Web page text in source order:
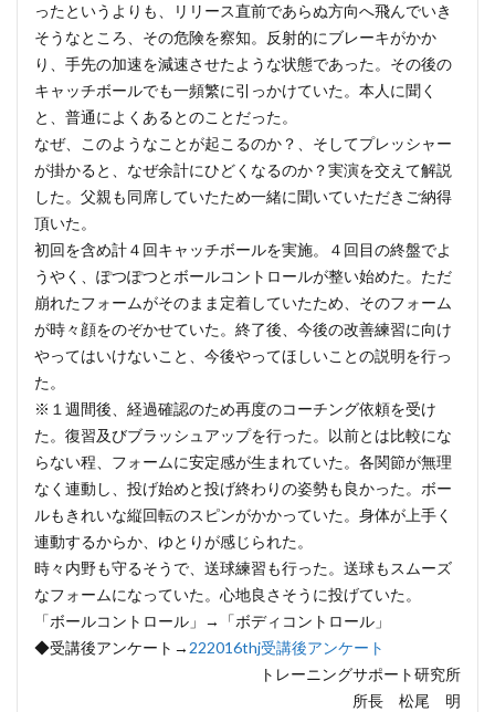
ったというよりも、リリース直前であらぬ方向へ飛んでいき
そうなところ、その危険を察知。反射的にブレーキがかか
り、手先の加速を減速させたような状態であった。その後の
キャッチボールでも一頻繁に引っかけていた。本人に聞く
と、普通によくあるとのことだった。
なぜ、このようなことが起こるのか？、そしてプレッシャー
が掛かると、なぜ余計にひどくなるのか？実演を交えて解説
した。父親も同席していたため一緒に聞いていただきご納得
頂いた。
初回を含め計４回キャッチボールを実施。４回目の終盤でよ
うやく、ぽつぽつとボールコントロールが整い始めた。ただ
崩れたフォームがそのまま定着していたため、そのフォーム
が時々顔をのぞかせていた。終了後、今後の改善練習に向け
やってはいけないこと、今後やってほしいことの説明を行っ
た。
※１週間後、経過確認のため再度のコーチング依頼を受け
た。復習及びブラッシュアップを行った。以前とは比較にな
らない程、フォームに安定感が生まれていた。各関節が無理
なく連動し、投げ始めと投げ終わりの姿勢も良かった。ボー
ルもきれいな縦回転のスピンがかかっていた。身体が上手く
連動するからか、ゆとりが感じられた。
時々内野も守るそうで、送球練習も行った。送球もスムーズ
なフォームになっていた。心地良さそうに投げていた。
「ボールコントロール」→「ボディコントロール」
◆受講後アンケート→ 222016thj受講後アンケート
トレーニングサポート研究所
所長 松尾 明